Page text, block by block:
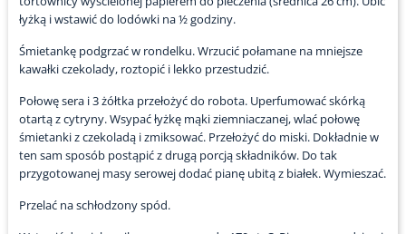
łyżką i wstawić do lodówki na ½ godziny.
Śmietankę podgrzać w rondelku. Wrzucić połamane na mniejsze
kawałki czekolady, roztopić i lekko przestudzić.
Połowę sera i 3 żółtka przełożyć do robota. Uperfumować skórką
otartą z cytryny. Wsypać łyżkę mąki ziemniaczanej, wlać połowę
śmietanki z czekoladą i zmiksować. Przełożyć do miski. Dokładnie w
ten sam sposób postąpić z drugą porcją składników. Do tak
przygotowanej masy serowej dodać pianę ubitą z białek. Wymieszać.
Przelać na schłodzony spód.